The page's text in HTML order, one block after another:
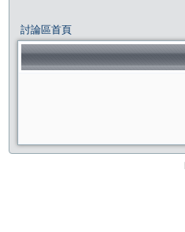
討論區首頁